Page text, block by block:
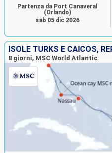
Partenza da Port Canaveral
(Orlando)
sab 05 dic 2026
8 giorni, MSC World Atlantic